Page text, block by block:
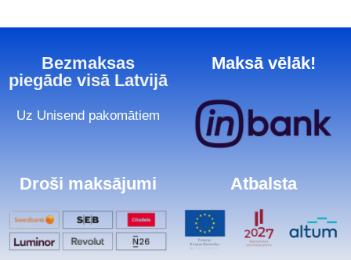
Bezmaksas
piegāde visā Latvijā
Uz Unisend pakomātiem
Maksā vēlāk!
Droši maksājumi Atbalsta